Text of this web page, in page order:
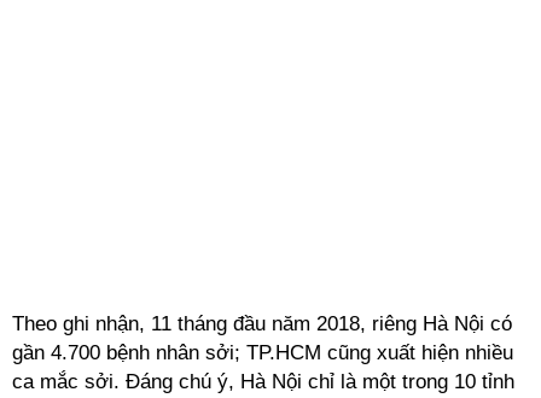
Theo ghi nhận, 11 tháng đầu năm 2018, riêng Hà Nội có
gần 4.700 bệnh nhân sởi; TP.HCM cũng xuất hiện nhiều
ca mắc sởi. Đáng chú ý, Hà Nội chỉ là một trong 10 tỉnh